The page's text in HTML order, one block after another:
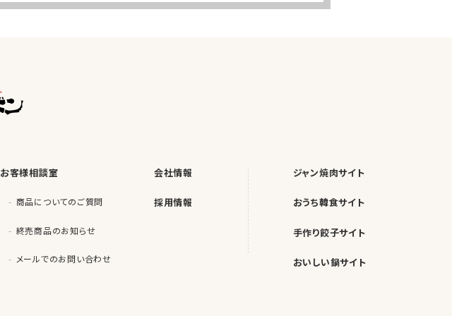
お客様相談室
商品についてのご質問
終売商品のお知らせ
メールでのお問い合わせ
会社情報
採用情報
ジャン焼肉サイト
おうち韓食サイト
手作り餃子サイト
おいしい鍋サイト